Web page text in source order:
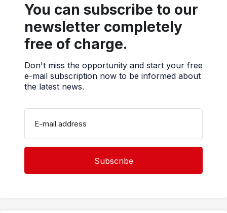
You can subscribe to our
newsletter completely
free of charge.
Don't miss the opportunity and start your free
e-mail subscription now to be informed about
the latest news.
E-mail address